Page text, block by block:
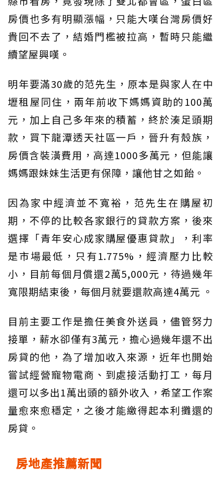
房價也多有明顯漲幅，只能大嘆台灣房價好
貴回不去了，結婚門檻被拉高，暫時只能繼
續望屋興嘆。
明年要滿30歲的范先生，原本是與家人在中
壢租屋同住，兩年前收下媽媽資助的100萬
元，加上自己多年來的積蓄，終於湊足頭期
款，買下龍潭透天社區一戶，晉升有殼族，
房價含裝潢費用，高達1000多萬元，但能讓
媽媽跟妹妹生活更有保障，讓他甘之如飴。
因為家中經濟並不寬裕，范先生在購屋初
期，不停的比較各家銀行的貸款方案，後來
選擇「青年安心成家購屋優惠貸款」，利率
是市場最低，只有1.775%，經濟壓力比較
小，目前每個月償還2萬5,000元，待過幾年
寬限期結束後，每個月就要還款高達4萬元 。
目前主要工作是擔任美食外送員，儘管努力
接單，薪水卻僅有3萬元，擔心過幾年還不出
房貸的他，為了增加收入來源，近年也開始
嘗試經營寵物電商、到處接活動打工，每月
還可以多出1萬出頭的額外收入，希望工作案
量愈來愈穩定，之後才能繳得起本利攤還的
房貸。
房地產推薦新聞